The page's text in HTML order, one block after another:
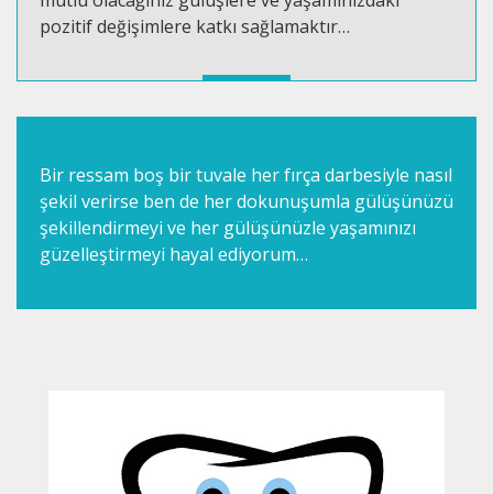
pozitif değişimlere katkı sağlamaktır…
Bir ressam boş bir tuvale her fırça darbesiyle nasıl
şekil verirse ben de her dokunuşumla gülüşünüzü
şekillendirmeyi ve her gülüşünüzle yaşamınızı
güzelleştirmeyi hayal ediyorum…